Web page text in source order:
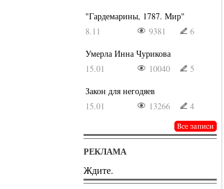
"Гардемарины, 1787. Мир"
8.11
9381
6
Умерла Инна Чурикова
15.01
10040
5
Закон для негодяев
15.01
13266 4
РЕКЛАМА
Ждите.